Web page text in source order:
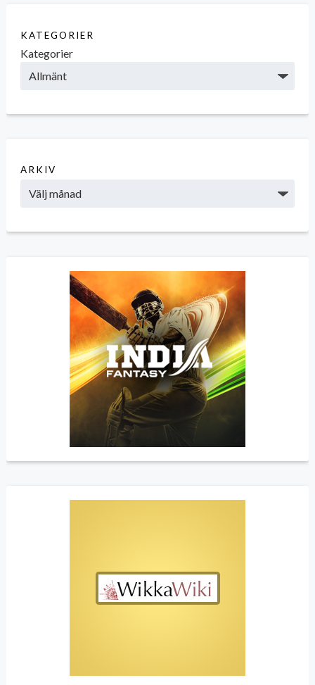
KATEGORIER
Kategorier
ARKIV